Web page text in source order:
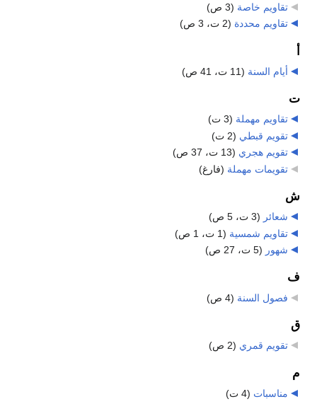
تقاويم خاصة (3 ص)
تقاويم محددة (2 ت، 3 ص)
أيام السنة (11 ت، 41 ص)
ت
تقاويم مهملة (3 ت)
تقويم قبطي (2 ت)
تقويم هجري (13 ت، 37 ص)
تقويمات مهملة (فارغ)
ش
شعائر (3 ت، 5 ص)
تقاويم شمسية (1 ت، 1 ص)
شهور (5 ت، 27 ص)
ف
فصول السنة (4 ص)
ق
تقويم قمري (2 ص)
م
مناسبات (4 ت)